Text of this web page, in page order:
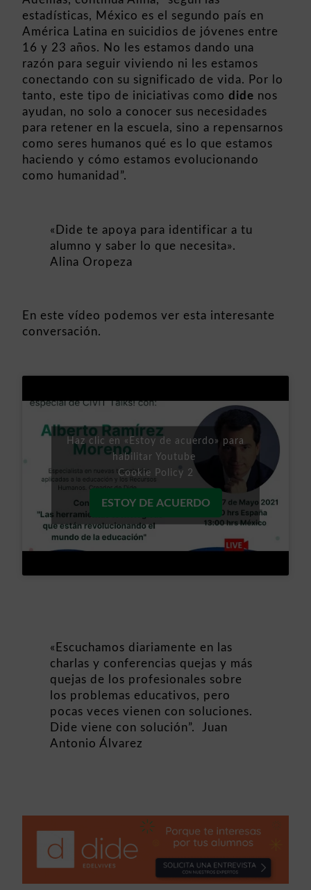
estadísticas, México es el segundo país en
América Latina en suicidios de jóvenes entre
16 y 23 años. No les estamos dando una
razón para seguir viviendo ni les estamos
conectando con su significado de vida. Por lo
tanto, este tipo de iniciativas comodide nos
ayudan, no solo a conocer sus necesidades
para retener en la escuela, sino a repensarnos
como seres humanos qué es lo que estamos
haciendo y cómo estamos evolucionando
como humanidad”.
«Dide te apoya para identificar a tu
alumno y saber lo que necesita».
Alina Oropeza
En este vídeo podemos ver esta interesante
conversación.
Haz clic en «Estoy de acuerdo» para
habilitar Youtube
Cookie Policy 2
ESTOY DE ACUERDO
«Escuchamos diariamente en las
charlas y conferencias quejas y más
quejas de los profesionales sobre
los problemas educativos, pero
pocas veces vienen con soluciones.
Dide viene con solución”. Juan
Antonio Álvarez